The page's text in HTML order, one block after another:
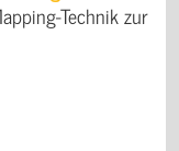
Technik zur